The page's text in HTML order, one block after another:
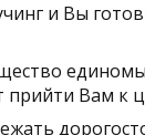
и Вы
прийти Вам к